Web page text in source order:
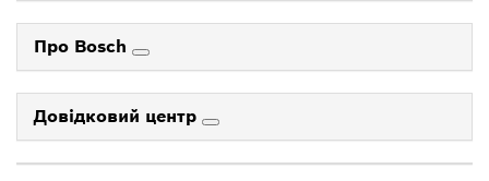
Про Bosch
Довідковий центр